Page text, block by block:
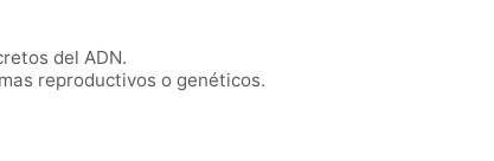
del ADN.
reproductivos o genéticos.